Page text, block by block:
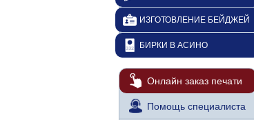
ИЗГОТОВЛЕНИЕ БЕЙДЖЕЙ
БИРКИ В АСИНО
Онлайн заказ печати
Помощь специалиста